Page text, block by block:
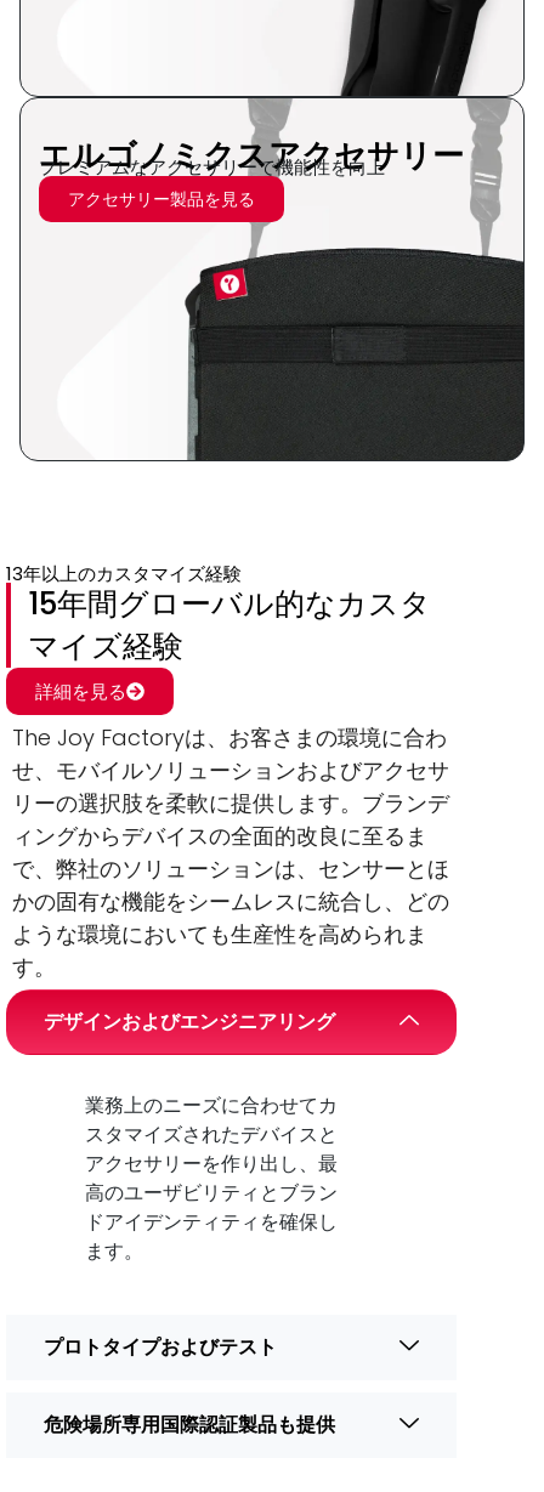
エルゴノミクスアクセサリー
プレミアムなアクセサリーで機能性を向上
アクセサリー製品を見る
13年以上のカスタマイズ経験
15年間グローバル的なカスタ
マイズ経験
詳細を見る
The Joy Factoryは、お客さまの環境に合わ
せ、モバイルソリューションおよびアクセサ
リーの選択肢を柔軟に提供します。ブランデ
ィングからデバイスの全面的改良に至るま
で、弊社のソリューションは、センサーとほ
かの固有な機能をシームレスに統合し、どの
ような環境においても生産性を高められま
す。
デザインおよびエンジニアリング
業務上のニーズに合わせてカ
スタマイズされたデバイスと
アクセサリーを作り出し、最
高のユーザビリティとブラン
ドアイデンティティを確保し
ます。
プロトタイプおよびテスト
危険場所専用国際認証製品も提供